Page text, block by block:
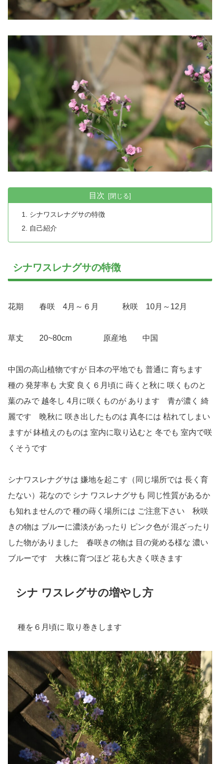
目次
シナワスレナグサの特徴
自己紹介
シナワスレナグサの特徴
花期 春咲 4月～６月 秋咲 10月～12月
草丈 20~80cm 原産地 中国
中国の高山植物ですが 日本の平地でも 普通に 育ちます
種の 発芽率も 大変 良く６月頃に 蒔くと秋に 咲くものと
葉のみで 越冬し 4月に咲くものが あります 青が濃く 綺
麗です 晩秋に 咲き出したものは 真冬には 枯れてしまい
ますが 鉢植えのものは 室内に取り込むと 冬でも 室内で咲
くそうです
シナワスレナグサは 嫌地を起こす（同じ場所では 長く育
たない）花なので シナ ワスレナグサも 同じ性質があるか
も知れませんので 種の蒔く場所には ご注意下さい 秋咲
きの物は ブルーに濃淡があったり ピンク色が 混ざったり
した物がありました 春咲きの物は 目の覚める様な 濃い
ブルーです 大株に育つほど 花も大きく咲きます
シナ ワスレグサの増やし方
種を６月頃に 取り巻きします